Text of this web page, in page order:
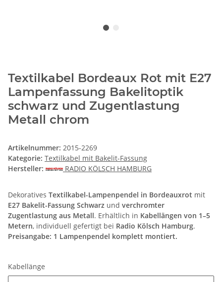
Textilkabel Bordeaux Rot mit E27
Lampenfassung Bakelitoptik
schwarz und Zugentlastung
Metall chrom
Artikelnummer: 2015-2269
Kategorie: Textilkabel mit Bakelit-Fassung
Hersteller:
RADIO KÖLSCH HAMBURG
Dekoratives Textilkabel-Lampenpendel in Bordeauxrot mit
E27 Bakelit-Fassung Schwarz und verchromter
Zugentlastung aus Metall. Erhältlich in Kabellängen von 1–5
Metern, individuell gefertigt bei Radio Kölsch Hamburg.
Preisangabe: 1 Lampenpendel komplett montiert.
Kabellänge